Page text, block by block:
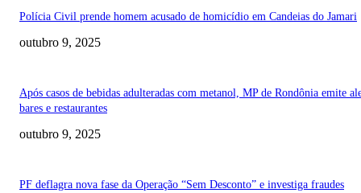
Polícia Civil prende homem acusado de homicídio em Candeias do Jamari
outubro 9, 2025
Após casos de bebidas adulteradas com metanol, MP de Rondônia emite
bares e restaurantes
outubro 9, 2025
PF deflagra nova fase da Operação “Sem Desconto” e investiga fraudes